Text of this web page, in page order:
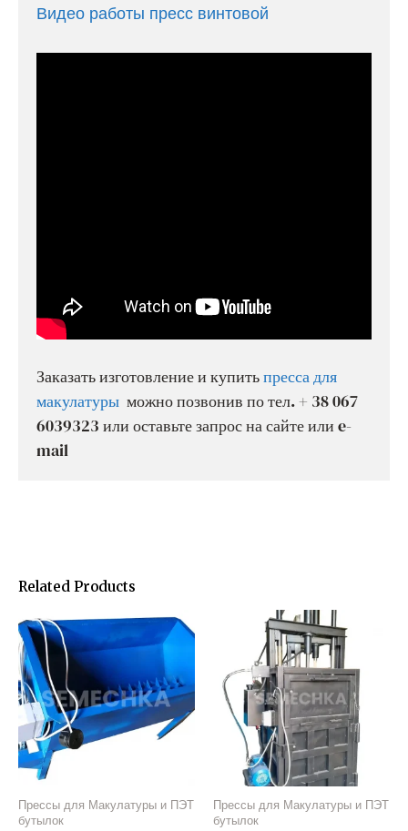
Видео работы пресс винтовой
Заказать изготовление и купитьпресса для
макулатуры можно позвонив по тел. + 38 067
6039323 или оставьте запрос на сайте или e-
mail
Related Products
Прессы для Макулатуры и ПЭТ
бутылок
Прессы для Макулатуры и ПЭТ
бутылок